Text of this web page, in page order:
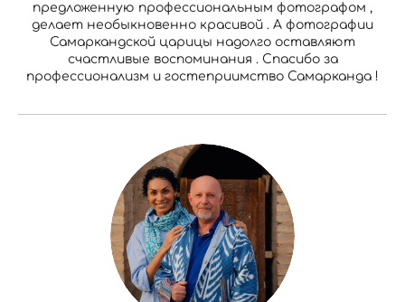
предложенную профессиональным фотографом ,
делает необыкновенно красивой . А фотографии
Самаркандской царицы надолго оставляют
счастливые воспоминания . Спасибо за
профессионализм и гостеприимство Самарканда !